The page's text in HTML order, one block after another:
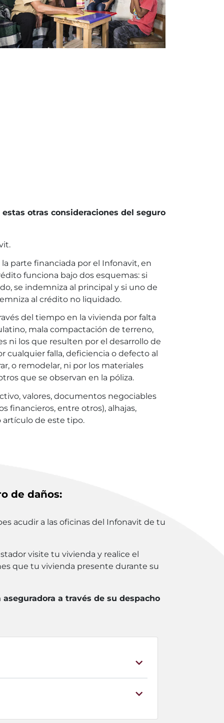
otras consideraciones del seguro
parte financiada por el Infonavit, en
funciona bajo dos esquemas: si
se indemniza al principal y si uno de
al crédito no liquidado.
del tiempo en la vivienda por falta
mala compactación de terreno,
ni los que resulten por el desarrollo de
cualquier falla, deficiencia o defecto al
o remodelar, ni por los materiales
que se observan en la póliza.
valores, documentos negociables
financieros, entre otros), alhajas,
artículo de este tipo.
de daños:
acudir a las oficinas del Infonavit de tu
visite tu vivienda y realice el
que tu vivienda presente durante su
a través de su despacho